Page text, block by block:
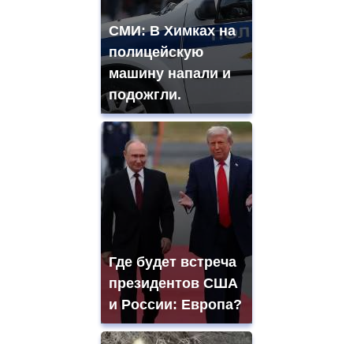
СМИ: В Химках на
полицейскую
машину напали и
подожгли.
Где будет встреча
президентов США
и России: Европа?